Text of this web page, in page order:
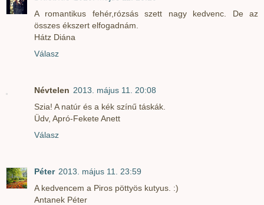
A romantikus fehér,rózsás szett nagy kedvenc. De az
összes ékszert elfogadnám.
Hátz Diána
Válasz
Névtelen 2013. május 11. 20:08
Szia! A natúr és a kék színű táskák.
Üdv, Apró-Fekete Anett
Válasz
Péter 2013. május 11. 23:59
A kedvencem a Piros pöttyös kutyus. :)
Antanek Péter